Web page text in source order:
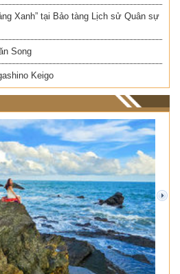
Xanh” tại Bảo tàng Lịch sử Quân sự
Song
Keigo
next